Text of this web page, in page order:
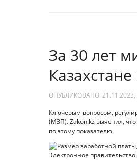
За 30 лет
ОПУБЛИКОВАНО: 21.11.2023,
Ключевым вопросом,
(МЗП). Zakon.kz выяснил,
по этому показателю.